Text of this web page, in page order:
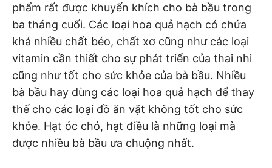
phẩm rất được khuyến khích cho bà bầu trong
ba tháng cuối. Các loại hoa quả hạch có chứa
khá nhiều chất béo, chất xơ cũng như các loại
vitamin cần thiết cho sự phát triển của thai nhi
cũng như tốt cho sức khỏe của bà bầu. Nhiều
bà bầu hay dùng các loại hoa quả hạch để thay
thế cho các loại đồ ăn vặt không tốt cho sức
khỏe. Hạt óc chó, hạt điều là những loại mà
được nhiều bà bầu ưa chuộng nhất.